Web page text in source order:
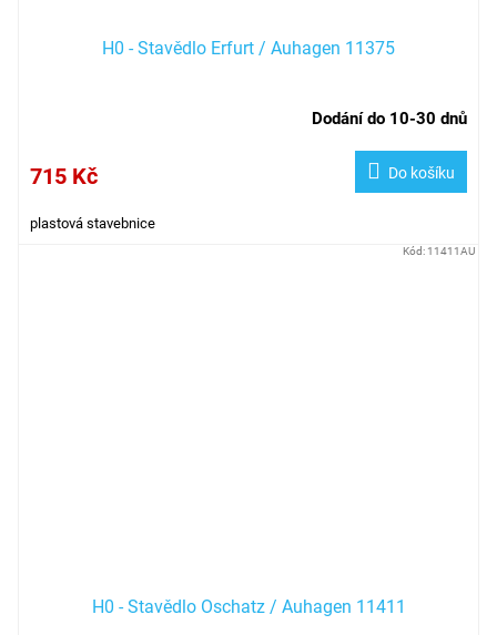
H0 - Stavědlo Erfurt / Auhagen 11375
Dodání do 10-30 dnů
715 Kč Do košíku
plastová stavebnice
H0 - Stavědlo Oschatz / Auhagen 11411
Kód: 11411AU